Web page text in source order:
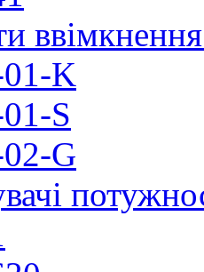
K
S
G